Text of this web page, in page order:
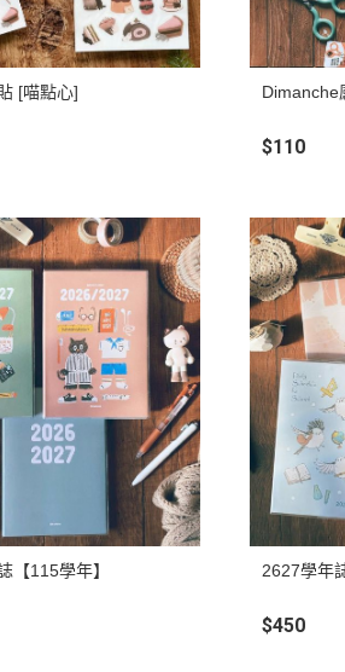
[喵點心] Dimanche
$110
【115學年】 2627學年
$450